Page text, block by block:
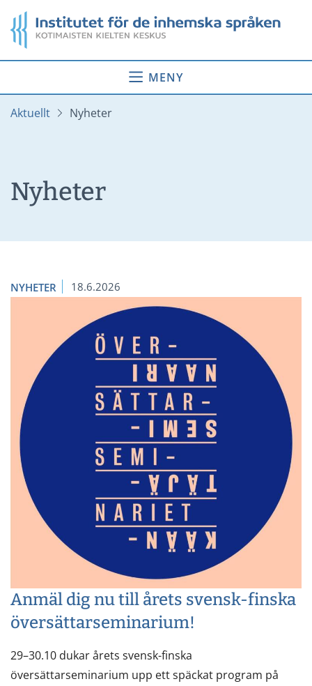
till
innehåll
Startsida
MENY
Aktuellt Nyheter
Nyheter
NYHETER 18.6.2026
Anmäl dig nu till årets svensk-finska
översättarseminarium!
29–30.10 dukar årets svensk-finska
översättarseminarium upp ett späckat program på